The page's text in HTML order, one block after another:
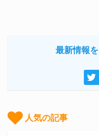
最新情報
人気の記事